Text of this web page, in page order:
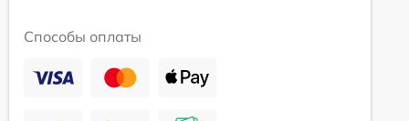
Способы оплаты